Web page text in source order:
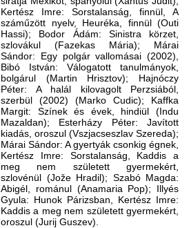
Kertész Imre: Sorstalanság, finnül, A
száműzött nyelv, Heuréka, finnül (Outi
Hassi); Bodor Ádám: Sinistra körzet,
szlovákul (Fazekas Mária); Márai
Sándor: Egy polgár vallomásai (2002),
Bibó István: Válogatott tanulmányok,
bolgárul (Martin Hrisztov); Hajnóczy
Péter: A halál kilovagolt Perzsiából,
szerbül (2002) (Marko Cudic); Kaffka
Margit: Színek és évek, hindiül (Indu
Mazaldan); Esterházy Péter: Javított
kiadás, oroszul (Vszjacseszlav Szereda);
Márai Sándor: A gyertyák csonkig égnek,
Kertész Imre: Sorstalanság, Kaddis a
meg nem született gyermekért,
szlovénül (Jože Hradil); Szabó Magda:
Abigél, románul (Anamaria Pop); Illyés
Gyula: Hunok Párizsban, Kertész Imre:
Kaddis a meg nem született gyermekért,
oroszul (Jurij Guszev).